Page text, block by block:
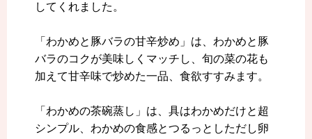
してくれました。
「わかめと豚バラの甘辛炒め」は、わかめと豚
バラのコクが美味しくマッチし、旬の菜の花も
加えて甘辛味で炒めた一品、食欲すすみます。
「わかめの茶碗蒸し」は、具はわかめだけと超
シンプル、わかめの食感とつるっとしただし卵